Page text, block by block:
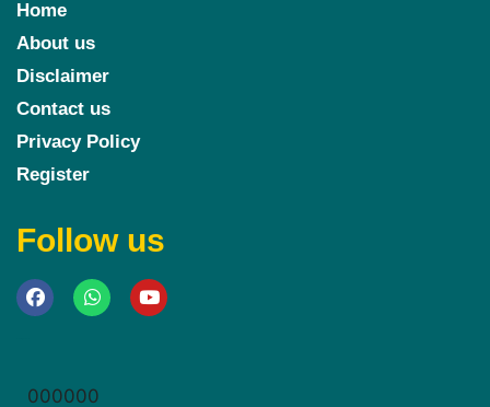
Home
About us
Disclaimer
Contact us
Privacy Policy
Register
Follow us
000000